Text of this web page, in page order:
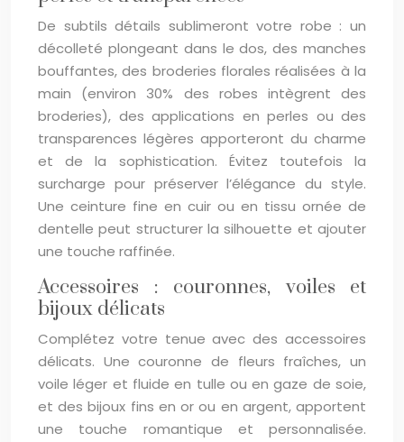
De subtils détails sublimeront votre robe : un
décolleté plongeant dans le dos, des manches
bouffantes, des broderies florales réalisées à la
main (environ 30% des robes intègrent des
broderies), des applications en perles ou des
transparences légères apporteront du charme
et de la sophistication. Évitez toutefois la
surcharge pour préserver l’élégance du style.
Une ceinture fine en cuir ou en tissu ornée de
dentelle peut structurer la silhouette et ajouter
une touche raffinée.
Accessoires : couronnes, voiles et
bijoux délicats
Complétez votre tenue avec des accessoires
délicats. Une couronne de fleurs fraîches, un
voile léger et fluide en tulle ou en gaze de soie,
et des bijoux fins en or ou en argent, apportent
une touche romantique et personnalisée.